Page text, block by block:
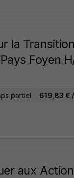
la
Foyen
partiel 619,83 €
aux